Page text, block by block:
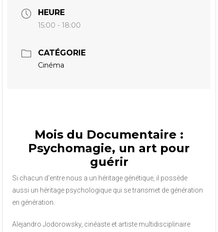
HEURE
15:00 - 18:00
CATÉGORIE
Cinéma
Mois du Documentaire :
Psychomagie, un art pour
guérir
Si chacun d’entre nous a un héritage génétique, il possède
aussi un héritage psychologique qui se transmet de génération
en génération.
Alejandro Jodorowsky, cinéaste et artiste multidisciplinaire